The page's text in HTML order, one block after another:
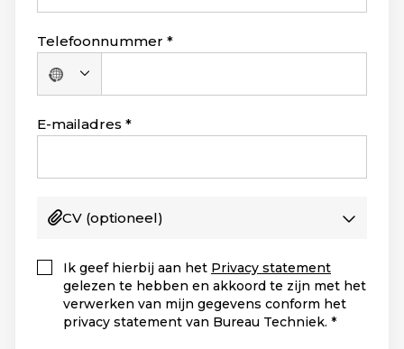
Telefoonnummer
Geen
land
geselecteerd
E-mailadres
CV (optioneel)
Ik geef hierbij aan het Privacy statement
gelezen te hebben en akkoord te zijn met het
verwerken van mijn gegevens conform het
privacy statement van Bureau Techniek.